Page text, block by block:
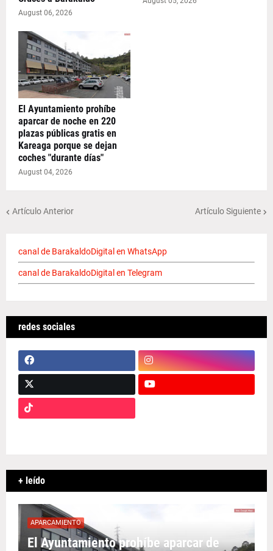
August 06, 2026
El Ayuntamiento prohíbe
aparcar de noche en 220
plazas públicas gratis en
Kareaga porque se dejan
coches "durante días"
August 04, 2026
Artículo Anterior Artículo Siguiente
canal de BarakaldoDigital en WhatsApp
canal de BarakaldoDigital en Telegram
redes sociales
+ leído
APARCAMIENTO
El Ayuntamiento prohíbe aparcar de